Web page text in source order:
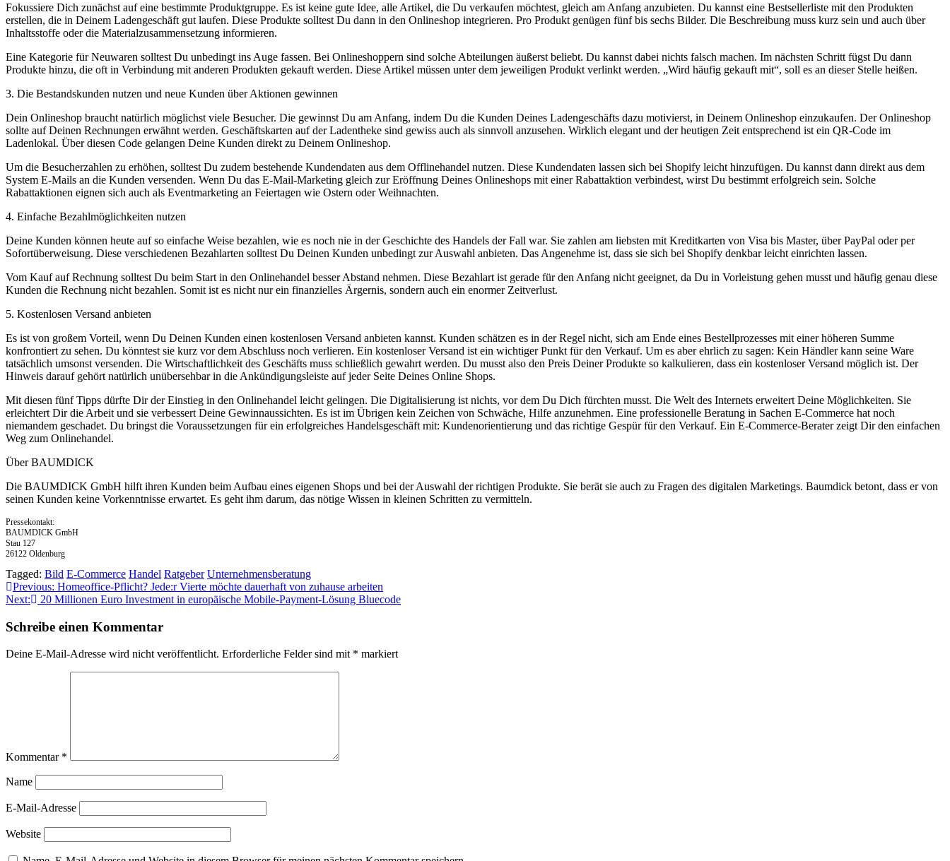
Fokussiere Dich zunächst auf eine bestimmte Produktgruppe. Es ist keine gute Idee, alle Artikel, die Du verkaufen möchtest, gleich am Anfang anzubieten. Du kannst eine Bestsellerliste mit den Produkten
erstellen, die in Deinem Ladengeschäft gut laufen. Diese Produkte solltest Du dann in den Onlineshop integrieren. Pro Produkt genügen fünf bis sechs Bilder. Die Beschreibung muss kurz sein und auch über
Inhaltsstoffe oder die Materialzusammensetzung informieren.
Eine Kategorie für Neuwaren solltest Du unbedingt ins Auge fassen. Bei Onlineshoppern sind solche Abteilungen äußerst beliebt. Du kannst dabei nichts falsch machen. Im nächsten Schritt fügst Du dann
Produkte hinzu, die oft in Verbindung mit anderen Produkten gekauft werden. Diese Artikel müssen unter dem jeweiligen Produkt verlinkt werden. „Wird häufig gekauft mit“, soll es an dieser Stelle heißen.
3. Die Bestandskunden nutzen und neue Kunden über Aktionen gewinnen
Dein Onlineshop braucht natürlich möglichst viele Besucher. Die gewinnst Du am Anfang, indem Du die Kunden Deines Ladengeschäfts dazu motivierst, in Deinem Onlineshop einzukaufen. Der Onlineshop
sollte auf Deinen Rechnungen erwähnt werden. Geschäftskarten auf der Ladentheke sind gewiss auch als sinnvoll anzusehen. Wirklich elegant und der heutigen Zeit entsprechend ist ein QR-Code im
Ladenlokal. Über diesen Code gelangen Deine Kunden direkt zu Deinem Onlineshop.
Um die Besucherzahlen zu erhöhen, solltest Du zudem bestehende Kundendaten aus dem Offlinehandel nutzen. Diese Kundendaten lassen sich bei Shopify leicht hinzufügen. Du kannst dann direkt aus dem
System E-Mails an die Kunden versenden. Wenn Du das E-Mail-Marketing gleich zur Eröffnung Deines Onlineshops mit einer Rabattaktion verbindest, wirst Du bestimmt erfolgreich sein. Solche
Rabattaktionen eignen sich auch als Eventmarketing an Feiertagen wie Ostern oder Weihnachten.
4. Einfache Bezahlmöglichkeiten nutzen
Deine Kunden können heute auf so einfache Weise bezahlen, wie es noch nie in der Geschichte des Handels der Fall war. Sie zahlen am liebsten mit Kreditkarten von Visa bis Master, über PayPal oder per
Sofortüberweisung. Diese verschiedenen Bezahlarten solltest Du Deinen Kunden unbedingt zur Auswahl anbieten. Das Angenehme ist, dass sie sich bei Shopify denkbar leicht einrichten lassen.
Vom Kauf auf Rechnung solltest Du beim Start in den Onlinehandel besser Abstand nehmen. Diese Bezahlart ist gerade für den Anfang nicht geeignet, da Du in Vorleistung gehen musst und häufig genau diese
Kunden die Rechnung nicht bezahlen. Somit ist es nicht nur ein finanzielles Ärgernis, sondern auch ein enormer Zeitverlust.
5. Kostenlosen Versand anbieten
Es ist von großem Vorteil, wenn Du Deinen Kunden einen kostenlosen Versand anbieten kannst. Kunden schätzen es in der Regel nicht, sich am Ende eines Bestellprozesses mit einer höheren Summe
konfrontiert zu sehen. Du könntest sie kurz vor dem Abschluss noch verlieren. Ein kostenloser Versand ist ein wichtiger Punkt für den Verkauf. Um es aber ehrlich zu sagen: Kein Händler kann seine Ware
tatsächlich umsonst versenden. Die Wirtschaftlichkeit des Geschäfts muss schließlich gewahrt werden. Du musst also den Preis Deiner Produkte so kalkulieren, dass ein kostenloser Versand möglich ist. Der
Hinweis darauf gehört natürlich unübersehbar in die Ankündigungsleiste auf jeder Seite Deines Online Shops.
Mit diesen fünf Tipps dürfte Dir der Einstieg in den Onlinehandel leicht gelingen. Die Digitalisierung ist nichts, vor dem Du Dich fürchten musst. Die Welt des Internets erweitert Deine Möglichkeiten. Sie
erleichtert Dir die Arbeit und sie verbessert Deine Gewinnaussichten. Es ist im Übrigen kein Zeichen von Schwäche, Hilfe anzunehmen. Eine professionelle Beratung in Sachen E-Commerce hat noch
niemandem geschadet. Du bringst die Voraussetzungen für ein erfolgreiches Handelsgeschäft mit: Kundenorientierung und das richtige Gespür für den Verkauf. Ein E-Commerce-Berater zeigt Dir den einfachen
Weg zum Onlinehandel.
Über BAUMDICK
Die BAUMDICK GmbH hilft ihren Kunden beim Aufbau eines eigenen Shops und bei der Auswahl der richtigen Produkte. Sie berät sie auch zu Fragen des digitalen Marketings. Baumdick betont, dass er von
seinen Kunden keine Vorkenntnisse erwartet. Es geht ihm darum, das nötige Wissen in kleinen Schritten zu vermitteln.
Pressekontakt:
BAUMDICK GmbH
Stau 127
26122 Oldenburg
Tagged: Bild E-Commerce Handel Ratgeber Unternehmensberatung
Beitragsnavigation
Previous: Homeoffice-Pflicht? Jede:r Vierte möchte dauerhaft von zuhause arbeiten
Next:
20 Millionen Euro Investment in europäische Mobile-Payment-Lösung Bluecode
Schreibe einen Kommentar
Deine E-Mail-Adresse wird nicht veröffentlicht. Erforderliche Felder sind mit * markiert
Kommentar *
Name
E-Mail-Adresse
Website